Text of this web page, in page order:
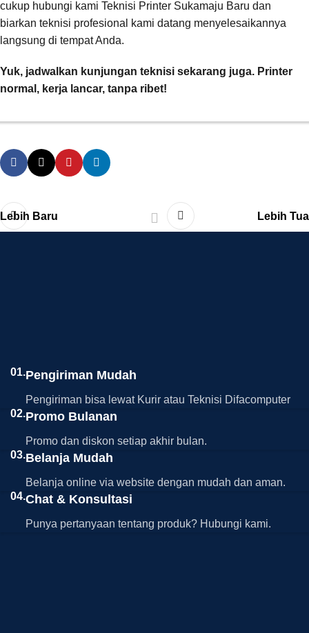
cukup hubungi kami Teknisi Printer Sukamaju Baru dan
biarkan teknisi profesional kami datang menyelesaikannya
langsung di tempat Anda.
Yuk, jadwalkan kunjungan teknisi sekarang juga. Printer
normal, kerja lancar, tanpa ribet!
Lebih Baru Lebih Tua
01.Pengiriman Mudah
Pengiriman bisa lewat Kurir atau Teknisi Difacomputer
02.Promo Bulanan
Promo dan diskon setiap akhir bulan.
03.Belanja Mudah
Belanja online via website dengan mudah dan aman.
04.Chat & Konsultasi
Punya pertanyaan tentang produk? Hubungi kami.